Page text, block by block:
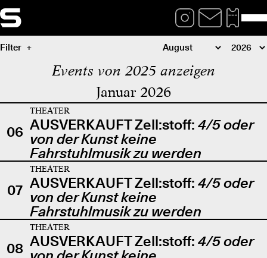
Filter
Events von 2025 anzeigen
Januar 2026
06
THEATER
AUSVERKAUFT Zell:stoff: 4/5 oder
von der Kunst keine
Fahrstuhlmusik zu werden
07
THEATER
AUSVERKAUFT Zell:stoff: 4/5 oder
von der Kunst keine
Fahrstuhlmusik zu werden
08
THEATER
AUSVERKAUFT Zell:stoff: 4/5 oder